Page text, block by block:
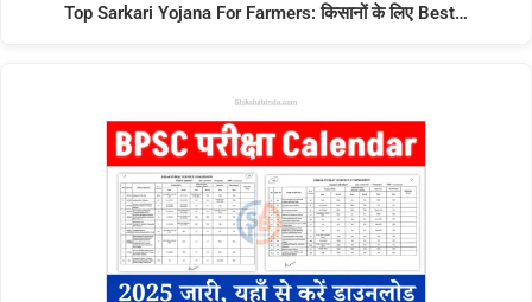
Top Sarkari Yojana For Farmers: किसानों के लिए Best…